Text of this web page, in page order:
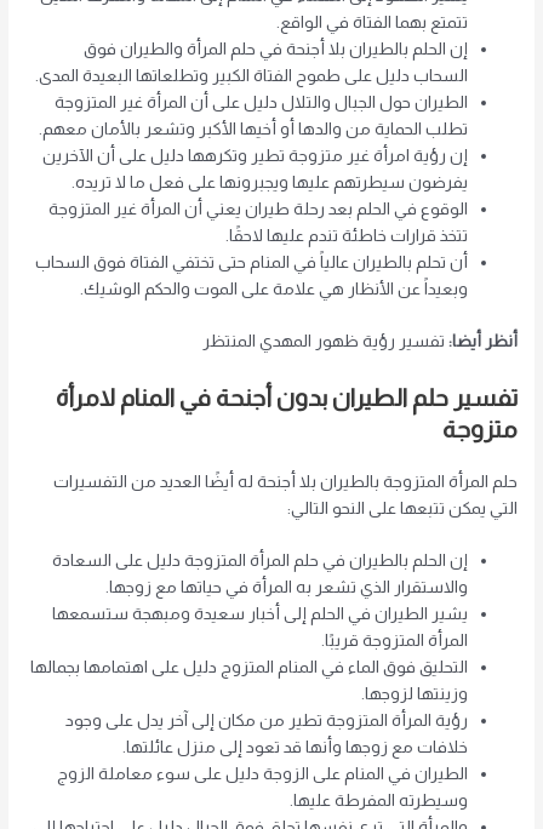
تتمتع بهما الفتاة في الواقع.
إن الحلم بالطيران بلا أجنحة في حلم المرأة والطيران فوق
السحاب دليل على طموح الفتاة الكبير وتطلعاتها البعيدة المدى.
الطيران حول الجبال والتلال دليل على أن المرأة غير المتزوجة
تطلب الحماية من والدها أو أخيها الأكبر وتشعر بالأمان معهم.
إن رؤية امرأة غير متزوجة تطير وتكرهها دليل على أن الآخرين
يفرضون سيطرتهم عليها ويجبرونها على فعل ما لا تريده.
الوقوع في الحلم بعد رحلة طيران يعني أن المرأة غير المتزوجة
تتخذ قرارات خاطئة تندم عليها لاحقًا.
أن تحلم بالطيران عالياً في المنام حتى تختفي الفتاة فوق السحاب
وبعيداً عن الأنظار هي علامة على الموت والحكم الوشيك.
أنظر أيضا: تفسير رؤية ظهور المهدي المنتظر
تفسير حلم الطيران بدون أجنحة في المنام لامرأة
متزوجة
حلم المرأة المتزوجة بالطيران بلا أجنحة له أيضًا العديد من التفسيرات
التي يمكن تتبعها على النحو التالي:
إن الحلم بالطيران في حلم المرأة المتزوجة دليل على السعادة
والاستقرار الذي تشعر به المرأة في حياتها مع زوجها.
يشير الطيران في الحلم إلى أخبار سعيدة ومبهجة ستسمعها
المرأة المتزوجة قريبًا.
التحليق فوق الماء في المنام المتزوج دليل على اهتمامها بجمالها
وزينتها لزوجها.
رؤية المرأة المتزوجة تطير من مكان إلى آخر يدل على وجود
خلافات مع زوجها وأنها قد تعود إلى منزل عائلتها.
الطيران في المنام على الزوجة دليل على سوء معاملة الزوج
وسيطرته المفرطة عليها.